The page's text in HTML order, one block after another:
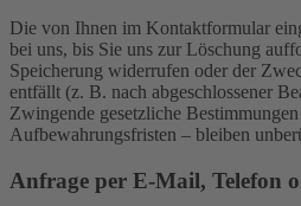
Die von Ihnen im Kontaktformular
bei uns, bis Sie uns zur Löschung
Speicherung widerrufen oder der
entfällt (z. B. nach abgeschlossener
Zwingende gesetzliche
Aufbewahrungsfristen – bleiben
Anfrage per E-Mail, Telefon